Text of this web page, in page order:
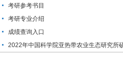
考研参考书目
考研专业介绍
成绩查询入口
2022年中国科学院亚热带农业生态研究所